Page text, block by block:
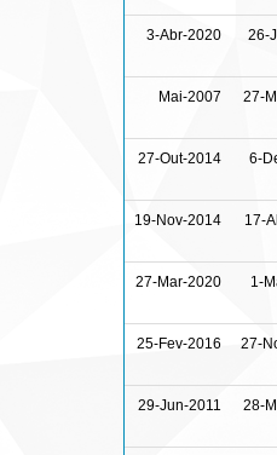
3-Abr-2020 26-
Mai-2007 27-
27-Out-2014 6-
19-Nov-2014 17-
27-Mar-2020 1-
25-Fev-2016 27-
29-Jun-2011 28-